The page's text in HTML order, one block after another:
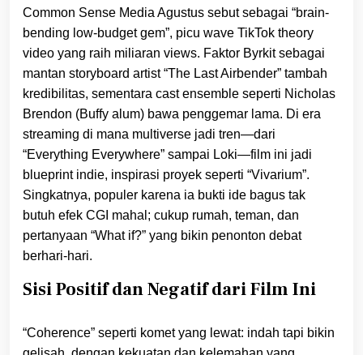
Common Sense Media Agustus sebut sebagai “brain-
bending low-budget gem”, picu wave TikTok theory
video yang raih miliaran views. Faktor Byrkit sebagai
mantan storyboard artist “The Last Airbender” tambah
kredibilitas, sementara cast ensemble seperti Nicholas
Brendon (Buffy alum) bawa penggemar lama. Di era
streaming di mana multiverse jadi tren—dari
“Everything Everywhere” sampai Loki—film ini jadi
blueprint indie, inspirasi proyek seperti “Vivarium”.
Singkatnya, populer karena ia bukti ide bagus tak
butuh efek CGI mahal; cukup rumah, teman, dan
pertanyaan “What if?” yang bikin penonton debat
berhari-hari.
Sisi Positif dan Negatif dari Film Ini
“Coherence” seperti komet yang lewat: indah tapi bikin